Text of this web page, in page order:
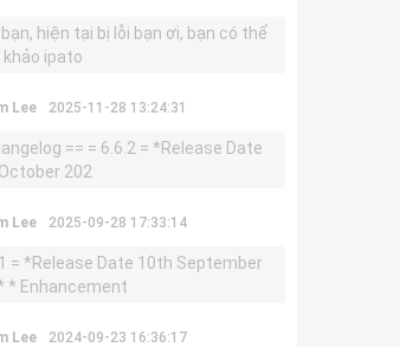
hiện tại bị lỗi bạn ơi, bạn có thể
ipato
Lee 2025-11-28 13:24:31
== = 6.6.2 = *Release Date
202
Lee 2025-09-28 17:33:14
= *Release Date 10th September
* Enhancement
Lee 2024-09-23 16:36:17